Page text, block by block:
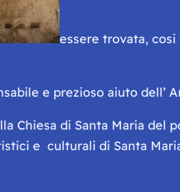
essere trovata,
e prezioso aiuto dell’
Chiesa di Santa Maria del
e culturali di Santa